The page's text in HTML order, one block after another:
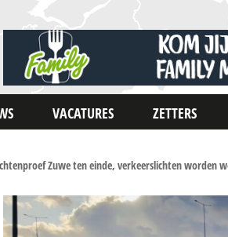
VACATURES ZETTERS
Zuwe ten einde, verkeerslichten worden